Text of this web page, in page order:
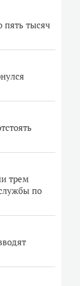
пять тысяч
трем
по